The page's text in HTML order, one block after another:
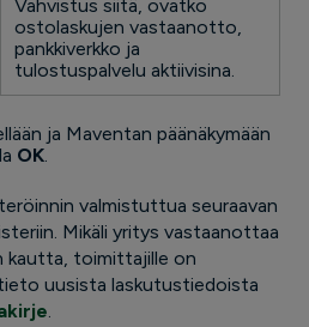
Vahvistus siitä, ovatko
ostolaskujen vastaanotto,
pankkiverkko ja
tulostuspalvelu aktiivisina.
ja Maventan päänäkymään
OK
valmistuttua seuraavan
Mikäli yritys vastaanottaa
kautta, toimittajille on
uusista laskutustiedoista
.